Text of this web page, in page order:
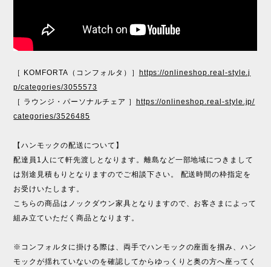
［ KOMFORTA（コンフォルタ）］
https://onlineshop.real-style.j
p/categories/3055573
［ ラウンジ・パーソナルチェア ］
https://onlineshop.real-style.jp/
categories/3526485
【ハンモックの配送について】
配達員1人にて軒先渡しとなります。離島など一部地域につきまして
は別途見積もりとなりますのでご相談下さい。 配送時間の枠指定を
お受けいたします。
こちらの商品はノックダウン家具となりますので、お客さまによって
組み立ていただく商品となります。
※コンフォルタに掛ける際は、両手でハンモックの座面を掴み、ハン
モックが揺れていないのを確認してからゆっくりと奥の方へ座ってく